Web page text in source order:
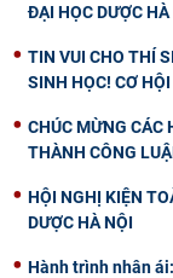
ĐẠI HỌC DƯỢC
TIN VUI CHO THÍ
SINH HỌC! CƠ
CHÚC MỪNG CÁC
THÀNH CÔNG
HỘI NGHỊ KIỆN
DƯỢC HÀ NỘI
Hành trình nhân